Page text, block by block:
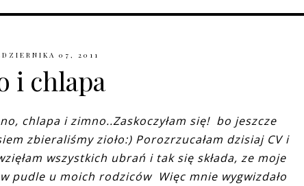
07, 2011
i chlapa
chlapa i zimno..Zaskoczyłam się! bo jeszcze
zbieraliśmy zioło:) Porozrzucałam dzisiaj CV i
wszystkich ubrań i tak się składa, ze moje
pudle u moich rodziców Więc mnie wygwizdało